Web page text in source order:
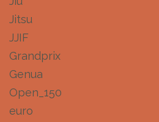
Jitsu
JJIF
Grandprix
Genua
Open_150
euro